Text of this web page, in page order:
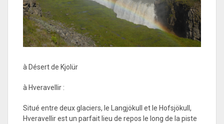
à Désert de Kjolür
à Hveravellir :
Situé entre deux glaciers, le Langjökull et le Hofsjökull,
Hveravellir est un parfait lieu de repos le long de la piste